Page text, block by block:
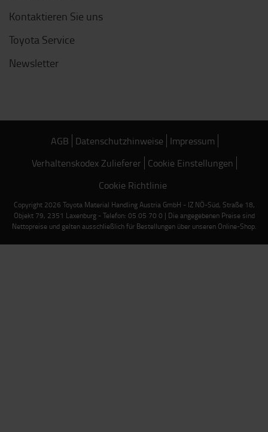
Kontaktieren Sie uns
Toyota Service
Newsletter
AGB Datenschutzhinweise Impressum
Verhaltenskodex Zulieferer Cookie Einstellungen
Cookie Richtlinie
Copyright 2026 Toyota Material Handling Austria GmbH - IZ NÖ-Süd, Straße 18,
Objekt 79, 2351 Laxenburg - Telefon: 05 05 70 0 | Die angegebenen Preise sind
Nettopreise und gelten ausschließlich für Bestellungen über unseren Online-Shop.